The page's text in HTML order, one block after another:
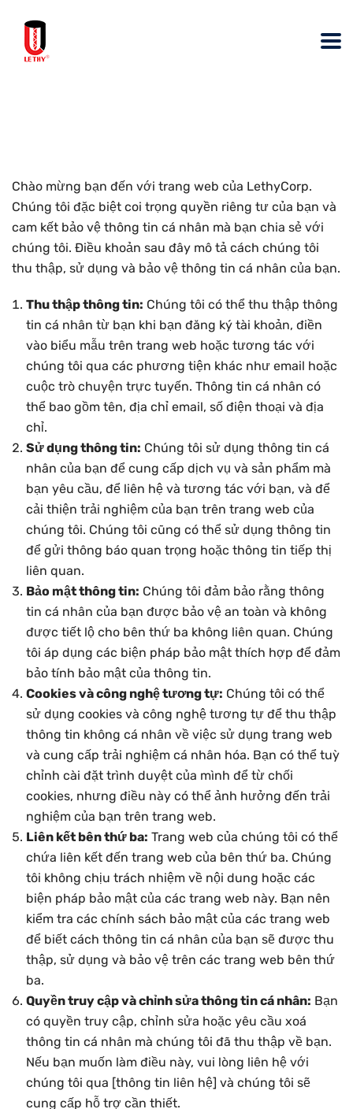
Chào mừng bạn đến với trang web của LethyCorp.
Chúng tôi đặc biệt coi trọng quyền riêng tư của bạn và
cam kết bảo vệ thông tin cá nhân mà bạn chia sẻ với
chúng tôi. Điều khoản sau đây mô tả cách chúng tôi
thu thập, sử dụng và bảo vệ thông tin cá nhân của bạn.
Thu thập thông tin: Chúng tôi có thể thu thập thông
tin cá nhân từ bạn khi bạn đăng ký tài khoản, điền
vào biểu mẫu trên trang web hoặc tương tác với
chúng tôi qua các phương tiện khác như email hoặc
cuộc trò chuyện trực tuyến. Thông tin cá nhân có
thể bao gồm tên, địa chỉ email, số điện thoại và địa
chỉ.
Sử dụng thông tin: Chúng tôi sử dụng thông tin cá
nhân của bạn để cung cấp dịch vụ và sản phẩm mà
bạn yêu cầu, để liên hệ và tương tác với bạn, và để
cải thiện trải nghiệm của bạn trên trang web của
chúng tôi. Chúng tôi cũng có thể sử dụng thông tin
để gửi thông báo quan trọng hoặc thông tin tiếp thị
liên quan.
Bảo mật thông tin: Chúng tôi đảm bảo rằng thông
tin cá nhân của bạn được bảo vệ an toàn và không
được tiết lộ cho bên thứ ba không liên quan. Chúng
tôi áp dụng các biện pháp bảo mật thích hợp để đảm
bảo tính bảo mật của thông tin.
Cookies và công nghệ tương tự: Chúng tôi có thể
sử dụng cookies và công nghệ tương tự để thu thập
thông tin không cá nhân về việc sử dụng trang web
và cung cấp trải nghiệm cá nhân hóa. Bạn có thể tuỳ
chỉnh cài đặt trình duyệt của mình để từ chối
cookies, nhưng điều này có thể ảnh hưởng đến trải
nghiệm của bạn trên trang web.
Liên kết bên thứ ba: Trang web của chúng tôi có thể
chứa liên kết đến trang web của bên thứ ba. Chúng
tôi không chịu trách nhiệm về nội dung hoặc các
biện pháp bảo mật của các trang web này. Bạn nên
kiểm tra các chính sách bảo mật của các trang web
để biết cách thông tin cá nhân của bạn sẽ được thu
thập, sử dụng và bảo vệ trên các trang web bên thứ
ba.
Quyền truy cập và chỉnh sửa thông tin cá nhân: Bạn
có quyền truy cập, chỉnh sửa hoặc yêu cầu xoá
thông tin cá nhân mà chúng tôi đã thu thập về bạn.
Nếu bạn muốn làm điều này, vui lòng liên hệ với
chúng tôi qua [thông tin liên hệ] và chúng tôi sẽ
cung cấp hỗ trợ cần thiết.